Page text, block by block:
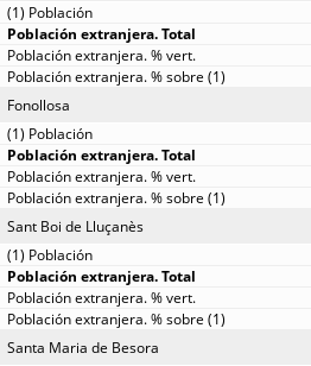
Fonollosa
Sant Boi de Lluçanès
Santa Maria de Besora